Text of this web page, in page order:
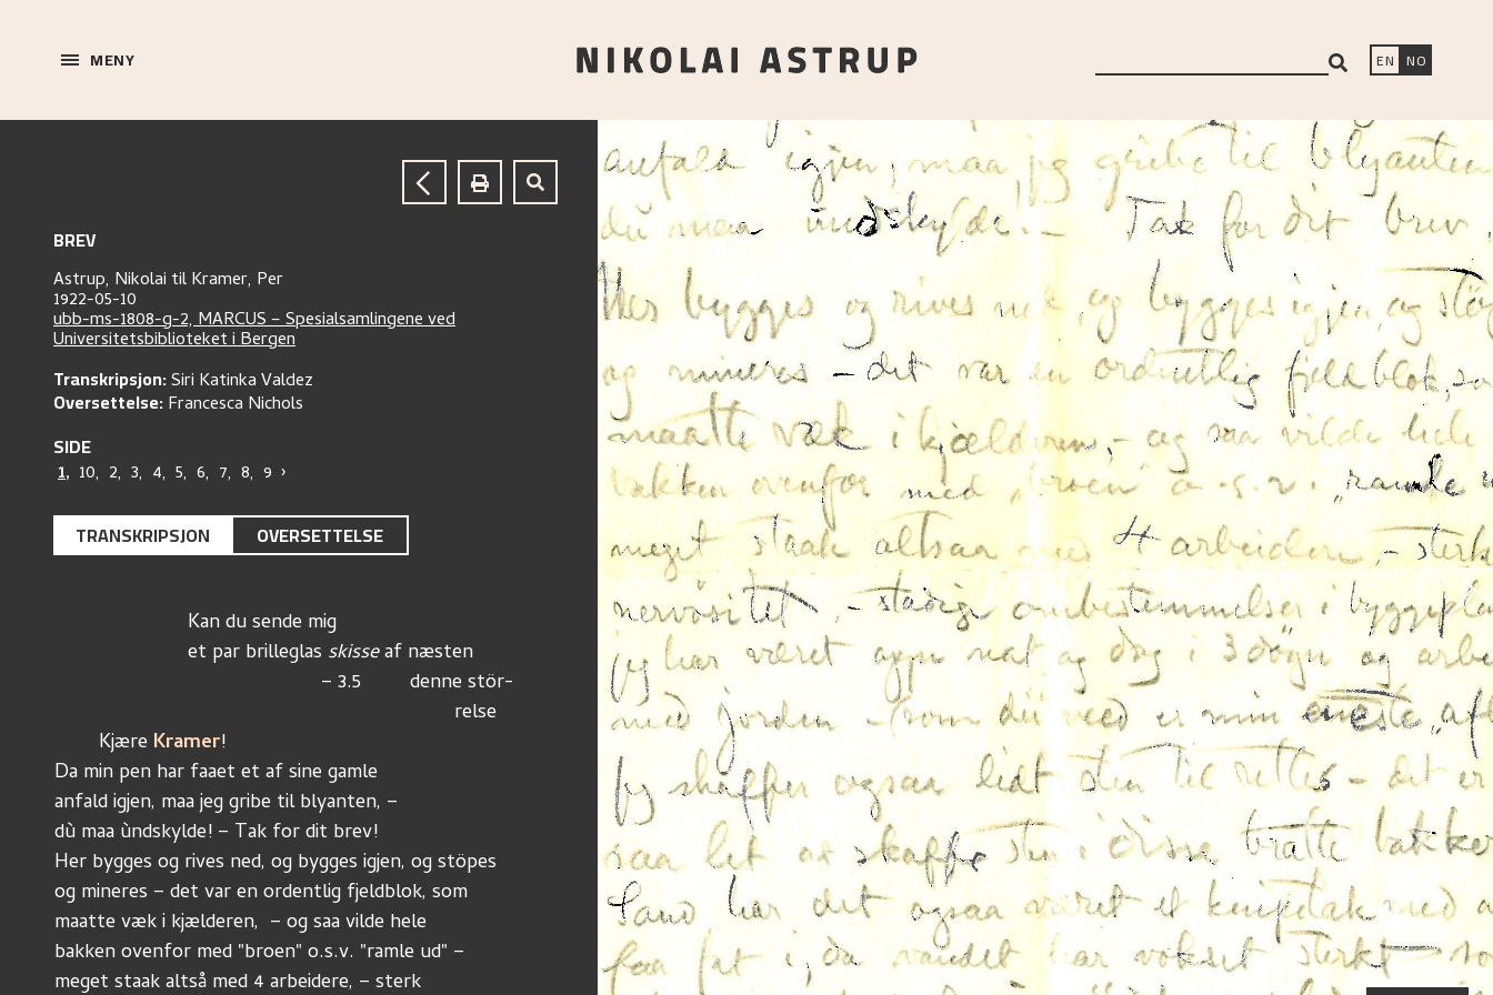
MENY EN NO
BREV
Astrup, Nikolai tilKramer, Per
1922-05-10
ubb-ms-1808-g-2, MARCUS – Spesialsamlingene ved
Universitetsbiblioteket i Bergen
Transkripsjon:Siri Katinka Valdez
Oversettelse:Francesca Nichols
SIDE
1, 10, 2, 3, 4, 5, 6, 7, 8, 9 ›
TRANSKRIPSJON OVERSETTELSE
			Kan du sende mig
			et par brilleglas
skisse
						– 3.5		denne stör-
					  				relse
	Kjære
Kramer!
Da min pen har faaet et af sine gamle
anfald igjen, maa jeg gribe til blyanten, –
dù maa ùndskylde! – Tak for dit brev!
Her bygges og rives ned, og bygges igjen, og stöpes
og mineres – det var en ordentlig fjeldblok, som
maatte væk i kjælderen,  – og saa vilde hele
bakken ovenfor med "broen" o.s.v. "ramle ud" –
meget staak altså med 4 arbeidere, – sterk